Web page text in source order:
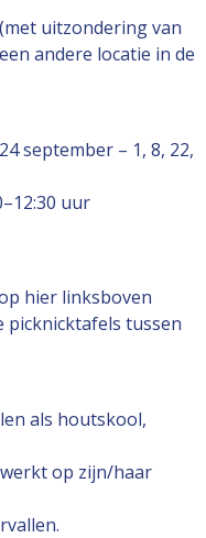
uitzondering van
andere locatie in de
september – 1, 8, 22,
uur
hier linksboven
picknicktafels tussen
als houtskool,
op zijn/haar